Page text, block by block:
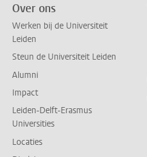
Over ons
Werken bij de Universiteit
Leiden
Steun de Universiteit Leiden
Alumni
Impact
Leiden-Delft-Erasmus
Universities
Locaties